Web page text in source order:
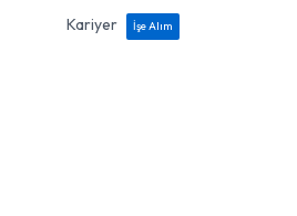
Kariyer
İşe Alım